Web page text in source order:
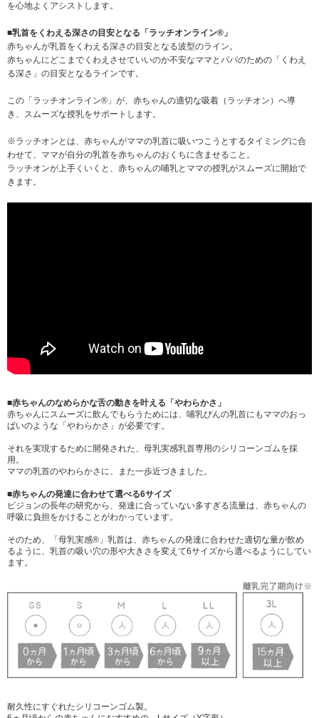
を心地よくアシストします。
■乳首をくわえる深さの目安となる「ラッチオンライン®」
赤ちゃんが乳首をくわえる深さの目安となる波型のライン。
赤ちゃんにどこまでくわえさせていいのか不安なママとパパのための「くわえ
る深さ」の目安となるラインです。
この「ラッチオンライン®」が、赤ちゃんの適切な吸着（ラッチオン）へ導
き、スムーズな授乳をサポートします。
※ラッチオンとは、赤ちゃんがママの乳首に吸いつこうとするタイミングに合
わせて、ママが自分の乳首を赤ちゃんのおくちに含ませること。
ラッチオンが上手くいくと、赤ちゃんの哺乳とママの授乳がスムーズに開始で
きます。
■赤ちゃんのなめらかな舌の動きを叶える「やわらかさ」
赤ちゃんにスムーズに飲んでもらうためには、哺乳びんの乳首にもママのおっ
ぱいのような「やわらかさ」が必要です。
それを実現するために開発された、母乳実感乳首専用のシリコーンゴムを採
用。
ママの乳首のやわらかさに、また一歩近づきました。
■赤ちゃんの発達に合わせて選べる6サイズ
ピジョンの長年の研究から、発達に合っていない多すぎる流量は、赤ちゃんの
呼吸に負担をかけることがわかっています。
そのため、「母乳実感®」乳首は、赤ちゃんの発達に合わせた適切な量が飲め
るように、乳首の吸い穴の形や大きさを変えて6サイズから選べるようにしてい
ます。
耐久性にすぐれたシリコーンゴム製。